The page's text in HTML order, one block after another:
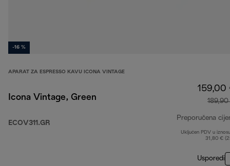
-16 %
APARAT ZA ESPRESSO KAVU ICONA VINTAGE
Icona Vintage, Green
ECOV311.GR
159,00
Preporučena
Uključen PDV u
31,80 €
Usporedi